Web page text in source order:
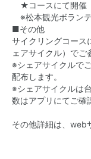
★コースにて開催
※松本観光ボランテ
■その他
サイクリングコース
ェアサイクル）でご
※シェアサイクルで
配布します。
※シェアサイクルは
数はアプリにてご確
その他詳細は、web